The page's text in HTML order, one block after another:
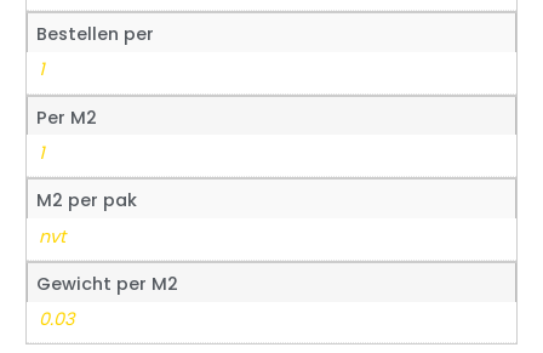
Bestellen per
1
Per M2
1
M2 per pak
nvt
Gewicht per M2
0.03